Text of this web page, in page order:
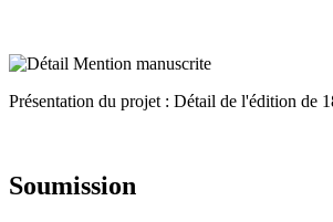
Présentation du projet : Détail de l'édition de
Soumission